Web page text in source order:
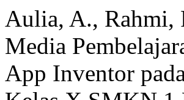
Aulia, A., Rahmi,
Media
App Inventor